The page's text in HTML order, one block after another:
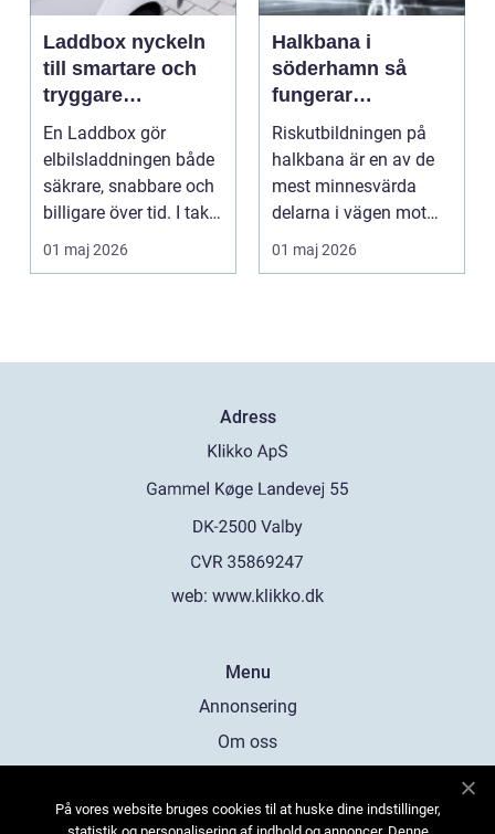
Laddbox nyckeln
till smartare och
tryggare
elbilsladdning
hemma
En Laddbox gör
elbilsladdningen både
säkrare, snabbare och
billigare över tid. I takt
med att fler s...
01 maj 2026
Halkbana i
söderhamn så
fungerar
riskutbildningen
och därför spelar
den roll
Riskutbildningen på
halkbana är en av de
mest minnesvärda
delarna i vägen mot
körkort. Många
kommer ...
01 maj 2026
Adress
web: www.klikko.dk
Menu
Annonsering
Om oss
Kontakta oss
På vores website bruges cookies til at huske dine indstillinger,